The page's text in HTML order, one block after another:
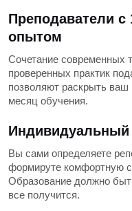
Преподаватели с
опытом
Сочетание современных
проверенных практик
позволяют раскрыть ваш
месяц обучения.
Индивидуальный
Вы сами определяете
формируте комфортную
Образование должно
все получится.